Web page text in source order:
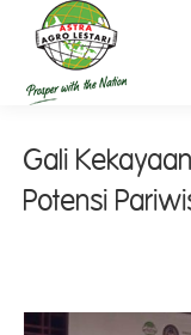
Gali
Potensi